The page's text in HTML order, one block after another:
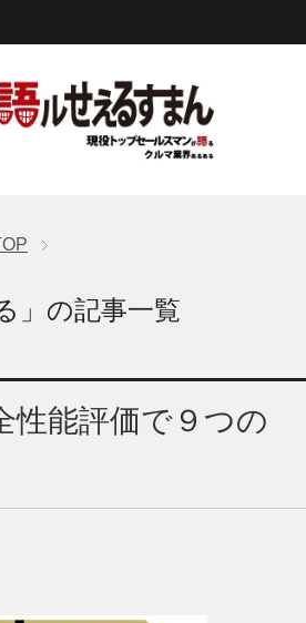
」の記事一覧
性能評価で９つの